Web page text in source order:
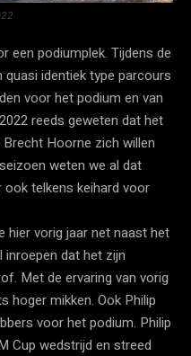
een podiumplek. Tijdens de
identiek type parcours
voor het podium en van
reeds geweten dat het
Hoorne zich willen
weten we al dat
telkens keihard voor
vorig jaar net naast het
dat het zijn
Met de ervaring van vorig
hoger mikken. Ook Philip
voor het podium. Philip
Cup wedstrijd en streed